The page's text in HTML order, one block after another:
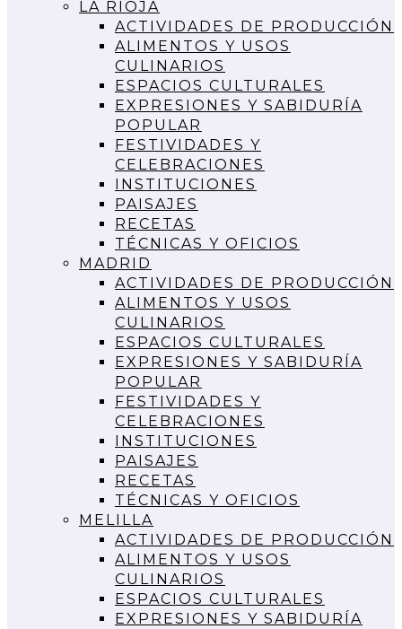
LA RIOJA
ACTIVIDADES DE PRODUCCIÓN
ALIMENTOS Y USOS
CULINARIOS
ESPACIOS CULTURALES
EXPRESIONES Y SABIDURÍA
POPULAR
FESTIVIDADES Y
CELEBRACIONES
INSTITUCIONES
PAISAJES
RECETAS
TÉCNICAS Y OFICIOS
MADRID
ACTIVIDADES DE PRODUCCIÓN
ALIMENTOS Y USOS
CULINARIOS
ESPACIOS CULTURALES
EXPRESIONES Y SABIDURÍA
POPULAR
FESTIVIDADES Y
CELEBRACIONES
INSTITUCIONES
PAISAJES
RECETAS
TÉCNICAS Y OFICIOS
MELILLA
ACTIVIDADES DE PRODUCCIÓN
ALIMENTOS Y USOS
CULINARIOS
ESPACIOS CULTURALES
EXPRESIONES Y SABIDURÍA